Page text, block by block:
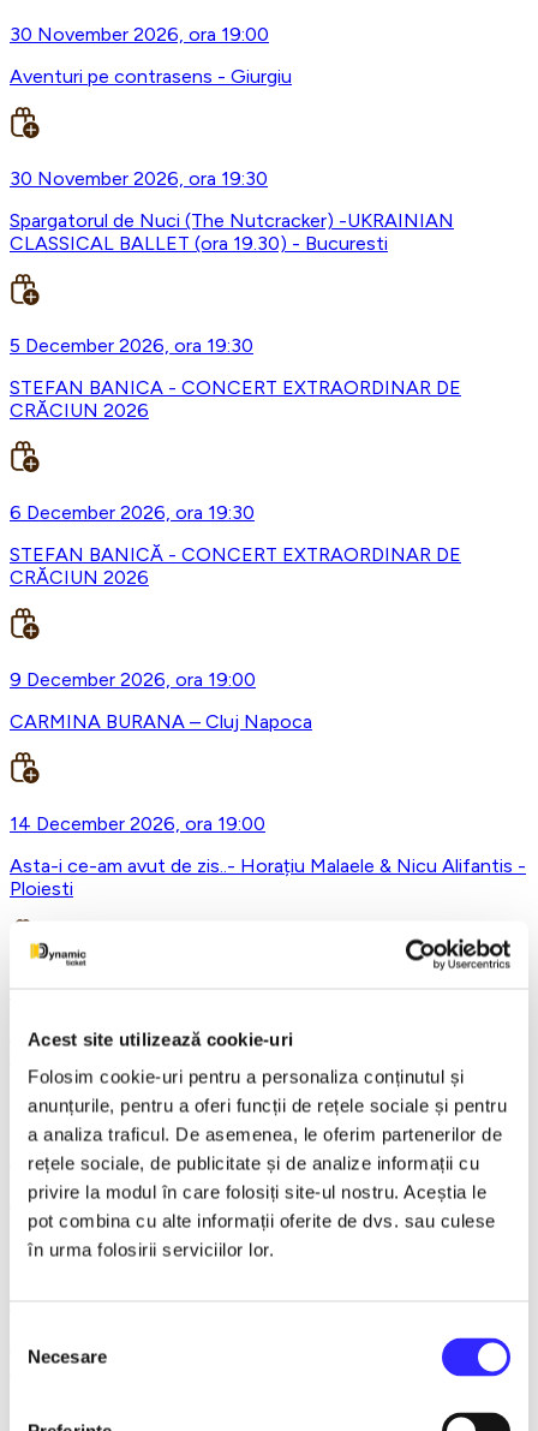
Acest site utilizează cookie-uri
Folosim cookie-uri pentru a personaliza conținutul și
anunțurile, pentru a oferi funcții de rețele sociale și pentru
a analiza traficul. De asemenea, le oferim partenerilor de
rețele sociale, de publicitate și de analize informații cu
privire la modul în care folosiți site-ul nostru. Aceștia le
pot combina cu alte informații oferite de dvs. sau culese
în urma folosirii serviciilor lor.
consimțământului
Necesare
30 November 2026, ora 19:00
Aventuri pe contrasens - Giurgiu
30 November 2026, ora 19:30
Spargatorul de Nuci (The Nutcracker) -UKRAINIAN
CLASSICAL BALLET (ora 19.30) - Bucuresti
5 December 2026, ora 19:30
STEFAN BANICA - CONCERT EXTRAORDINAR DE
CRĂCIUN 2026
6 December 2026, ora 19:30
STEFAN BANICĂ - CONCERT EXTRAORDINAR DE
CRĂCIUN 2026
9 December 2026, ora 19:00
CARMINA BURANA – Cluj Napoca
14 December 2026, ora 19:00
Asta-i ce-am avut de zis..- Horațiu Malaele & Nicu Alifantis -
Ploiesti
REGAL VIENEZ – CONCERT EXTRAORDINAR DE
18 January 2027, ora 19:00
AVENTURI PE CONTRASENS - Constanta
LACUL LEBEDELOR - UKRAINIAN CLASSICAL BALLET -
Bucuresti